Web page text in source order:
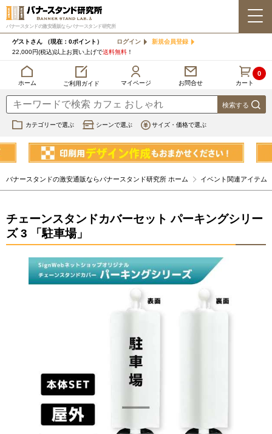
バナースタンドの激安通販ならバナースタンド研究所
ゲストさん （現在：0ポイント） ログイン
新規会員登録
22,000円(税込)以上お買い上げで送料無料 ！
ホーム ご利用ガイド マイページ お問合せ カート
0
カテゴリーで選ぶ シーンで選ぶ サイズ・価格で選ぶ
バナースタンドの激安通販ならバナースタンド研究所 ホーム イベント関連アイテム
チェーンスタンドカバーセット パーキングシリー
ズ 3 「駐車場」